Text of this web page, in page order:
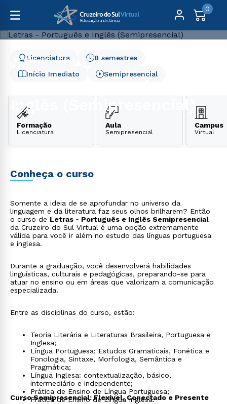
0
Graduação
Educação
Letras - Português e Inglês (Semipresencial)
Inglês (Semipresencial)
Início Imediato
8 semestres
Licenciatura
Semipresencial
Formação
Licenciatura
Aula
Semipresencial
Campus
Virtual
Conheça o curso
Somente a ideia de se aprofundar no universo da
linguagem e da literatura faz seus olhos brilharem? Então
o curso de Letras - Português e Inglês Semipresencial
da Cruzeiro do Sul Virtual é uma opção extremamente
válida para você ir além no estudo das línguas portuguesa
e inglesa.
Durante a graduação, você desenvolverá habilidades
linguísticas, culturais e pedagógicas, preparando-se para
atuar no ensino ou em áreas que valorizam a comunicação
especializada.
Entre as disciplinas do curso, estão:
Teoria Literária e Literaturas Brasileira, Portuguesa e
Inglesa;
Língua Portuguesa: Estudos Gramaticais, Fonética e
Fonologia, Sintaxe, Morfologia, Semântica e
Pragmática;
Língua Inglesa: contextualização, básico,
intermediário e independente;
Prática de Ensino de Língua Portuguesa;
Prática de Ensino de Língua Inglesa.
Curso Semipresencial: Flexível, Conectado e Presente